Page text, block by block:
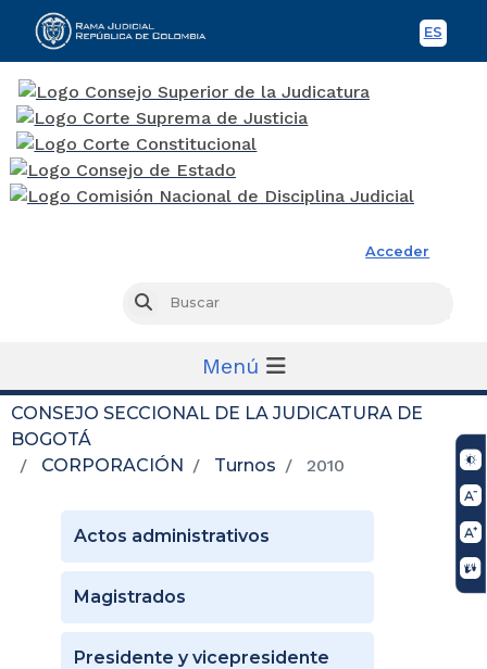
ES
Acceder
Buscar
Menú
CONSEJO SECCIONAL DE LA JUDICATURA DE
BOGOTÁ
CORPORACIÓN
Turnos 2010
Actos administrativos
Magistrados
Presidente y vicepresidente